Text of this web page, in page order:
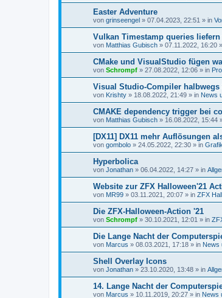
Easter Adventure
von grinseengel » 07.04.2023, 22:51 » in
Vulkan Timestamp queries
von Matthias Gubisch » 07.11.2022, 16:20
CMake und VisualStudio fügen
von Schrompf » 27.08.2022, 12:06 » in
Visual Studio-Compiler halbwegs
von Krishty » 18.08.2022, 21:49 » in News
CMAKE dependency trigger bei
von Matthias Gubisch » 16.08.2022, 15:44
[DX11] DX11 mehr Auflösungen
von gombolo » 24.05.2022, 22:30 » in
Hyperbolica
von Jonathan » 06.04.2022, 14:27 » in
Website zur ZFX Halloween'21
von MR99 » 03.11.2021, 20:07 » in ZFX
Die ZFX-Halloween-Action '21
von Schrompf » 30.10.2021, 12:01 » in
Die Lange Nacht der
von Marcus » 08.03.2021, 17:18 » in News
Shell Overlay Icons
von Jonathan » 23.10.2020, 13:48 » in
14. Lange Nacht der
von Marcus » 10.11.2019, 20:27 » in News